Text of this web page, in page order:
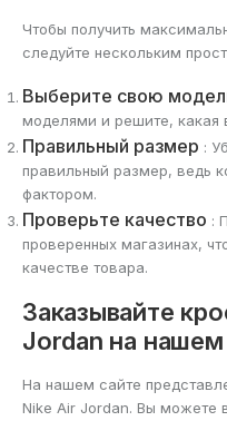
Чтобы получить
следуйте нескольким
Выберите свою
моделями и решите, какая
Правильный размер :
правильный размер, ведь
фактором.
Проверьте качество :
проверенных магазинах,
качестве товара.
Заказывайте
Jordan на нашем
На нашем сайте
Nike Air Jordan. Вы можете